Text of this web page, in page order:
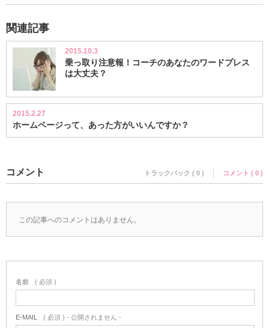
関連記事
2015.10.3
乗っ取り注意報！コーチのあなたのワードプレス
は大丈夫？
2015.2.27
ホームページって、あった方がいいんですか？
コメント トラックバック ( 0 ) コメント ( 0 )
この記事へのコメントはありません。
名前 ( 必須 )
E-MAIL ( 必須 ) - 公開されません -